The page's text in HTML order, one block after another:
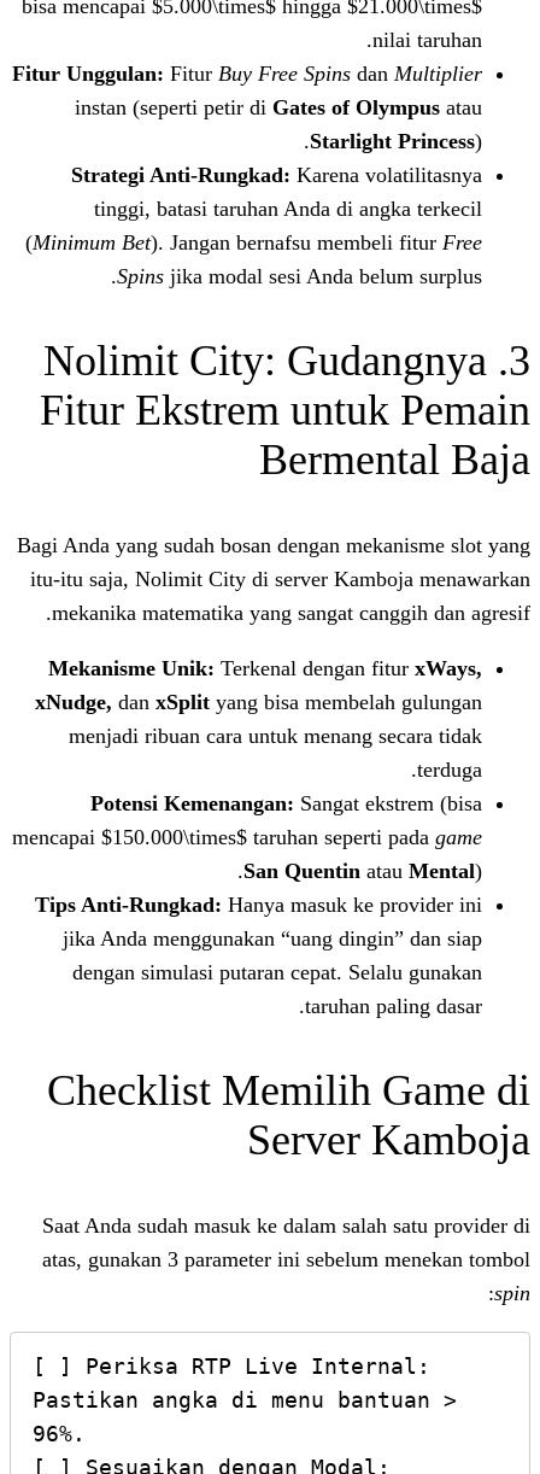
bisa mencapai $5.000\times$ hingga
Fitur Unggulan:FiturBuy Free Spins
instan (seperti petir diGates of
Strategi Anti-Rungkad:Karena
tinggi, batasi taruhan Anda di
(Minimum Bet). Jangan bernafsu
Spinsjika modal sesi Anda
3. Nolimit City:
Fitur Ekstrem
Bagi Anda yang sudah bosan dengan
itu-itu saja, Nolimit City di server
mekanika matematika yang sangat
Mekanisme Unik: Terkenal dengan
xNudge,danxSplityang bisa
menjadi ribuan cara untuk menang
Potensi Kemenangan:Sangat
mencapai $150.000\times$ taruhan
San Quentin
Tips Anti-Rungkad: Hanya masuk ke
jika Anda menggunakan “uang
dengan simulasi putaran cepat.
taruhan
Checklist Memilih
Server
Saat Anda sudah masuk ke dalam
atas, gunakan 3 parameter ini
[ ] Periksa RTP Live
Pastikan angka di menu
[ ] Sesuaikan dengan